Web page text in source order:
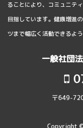
ることにより、コミュニテ
目指しています。健康増進
ツまで幅広く活動できるよ
一般社団
〒649-
Copyright ©